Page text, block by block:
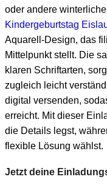
oder andere
Kindergeburtstag
Aquarell-Design, das
Mittelpunkt stellt. Die
klaren Schriftarten,
zugleich leicht
digital versenden,
erreicht. Mit dieser
die Details legst,
flexible Lösung wählst.
Jetzt deine